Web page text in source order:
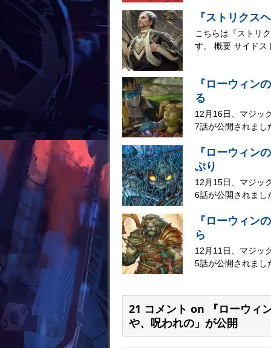
『ストリクス
こちらは『ストリ
す。 概要 サイド
『ローウィン
る
12月16日、マジッ
7話が公開されまし
『ローウィン
ぷり
12月15日、マジッ
6話が公開されまし
『ローウィン
ら
12月11日、マジッ
5話が公開されまし
21 コメント on 『ローウィ
や、呪われの」が公開